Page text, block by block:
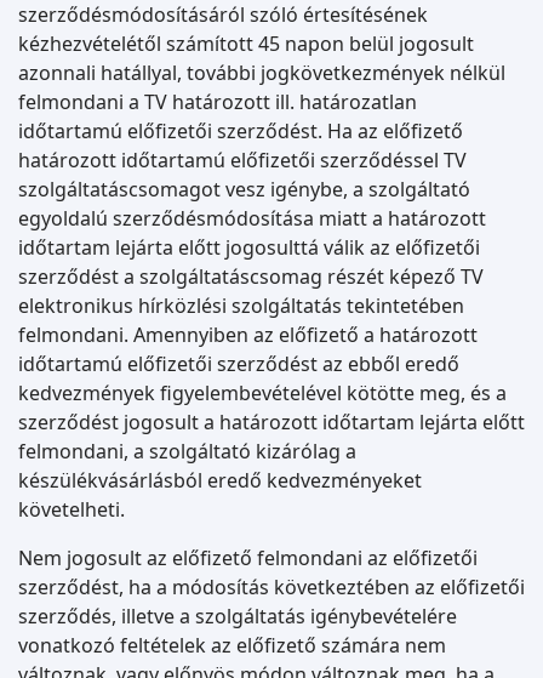
szerződésmódosításáról szóló értesítésének
kézhezvételétől számított 45 napon belül jogosult
azonnali hatállyal, további jogkövetkezmények nélkül
felmondani a TV határozott ill. határozatlan
időtartamú előfizetői szerződést. Ha az előfizető
határozott időtartamú előfizetői szerződéssel TV
szolgáltatáscsomagot vesz igénybe, a szolgáltató
egyoldalú szerződésmódosítása miatt a határozott
időtartam lejárta előtt jogosulttá válik az előfizetői
szerződést a szolgáltatáscsomag részét képező TV
elektronikus hírközlési szolgáltatás tekintetében
felmondani. Amennyiben az előfizető a határozott
időtartamú előfizetői szerződést az ebből eredő
kedvezmények figyelembevételével kötötte meg, és a
szerződést jogosult a határozott időtartam lejárta előtt
felmondani, a szolgáltató kizárólag a
készülékvásárlásból eredő kedvezményeket
követelheti.
Nem jogosult az előfizető felmondani az előfizetői
szerződést, ha a módosítás következtében az előfizetői
szerződés, illetve a szolgáltatás igénybevételére
vonatkozó feltételek az előfizető számára nem